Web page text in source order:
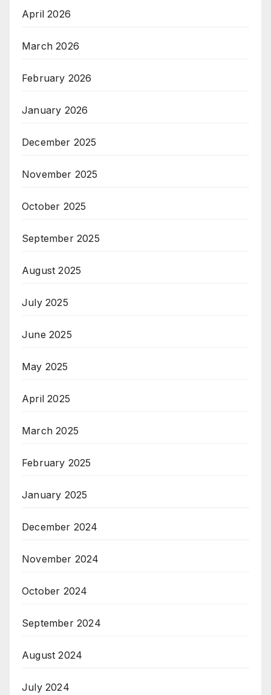
April 2026
March 2026
February 2026
January 2026
December 2025
November 2025
October 2025
September 2025
August 2025
July 2025
June 2025
May 2025
April 2025
March 2025
February 2025
January 2025
December 2024
November 2024
October 2024
September 2024
August 2024
July 2024